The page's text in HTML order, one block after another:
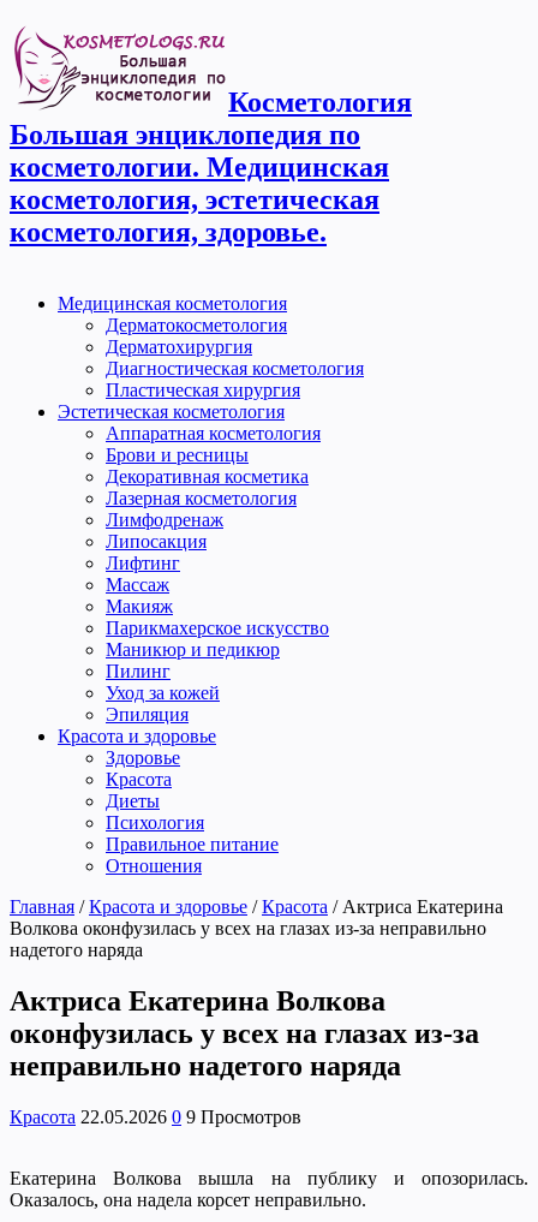
Косметология
Большая энциклопедия по
косметологии. Медицинская
косметология, эстетическая
косметология, здоровье.
Медицинская косметология
Дерматокосметология
Дерматохирургия
Диагностическая косметология
Пластическая хирургия
Эстетическая косметология
Аппаратная косметология
Брови и ресницы
Декоративная косметика
Лазерная косметология
Лимфодренаж
Липосакция
Лифтинг
Массаж
Макияж
Парикмахерское искусство
Маникюр и педикюр
Пилинг
Уход за кожей
Эпиляция
Красота и здоровье
Здоровье
Красота
Диеты
Психология
Правильное питание
Отношения
Главная / Красота и здоровье / Красота / Актриса Екатерина
Волкова оконфузилась у всех на глазах из-за неправильно
надетого наряда
Актриса Екатерина Волкова
оконфузилась у всех на глазах из-за
неправильно надетого наряда
Красота 22.05.2026 0 9 Просмотров
Екатерина Волкова вышла на публику и опозорилась.
Оказалось, она надела корсет неправильно.